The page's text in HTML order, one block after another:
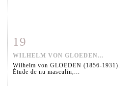
Fiche détaillée
19
WILHELM VON GLOEDEN...
Wilhelm von GLOEDEN (1856-1931).
Étude de nu masculin,...